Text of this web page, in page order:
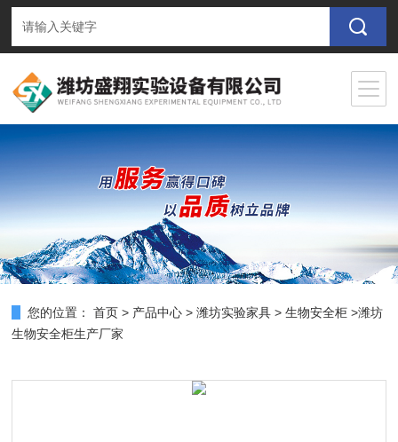
您的位置： 首页 > 产品中心 >潍坊实验家具 >生物安全柜 >潍坊
生物安全柜生产厂家